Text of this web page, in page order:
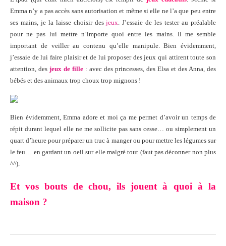
Emma n’y a pas accès sans autorisation et même si elle ne l’a que peu entre
ses mains, je la laisse choisir desjeux. J’essaie de les tester au préalable
pour ne pas lui mettre n’importe quoi entre les mains. Il me semble
important de veiller au contenu qu’elle manipule. Bien évidemment,
j’essaie de lui faire plaisir et de lui proposer des jeux qui attirent toute son
attention, des jeux de fille : avec des princesses, des Elsa et des Anna, des
bébés et des animaux trop choux trop mignons !
Bien évidemment, Emma adore et moi ça me permet d’avoir un temps de
répit durant lequel elle ne me sollicite pas sans cesse… ou simplement un
quart d’heure pour préparer un truc à manger ou pour mettre les légumes sur
le feu… en gardant un oeil sur elle malgré tout (faut pas déconner non plus
^^).
Et vos bouts de chou, ils jouent à quoi à la
maison ?